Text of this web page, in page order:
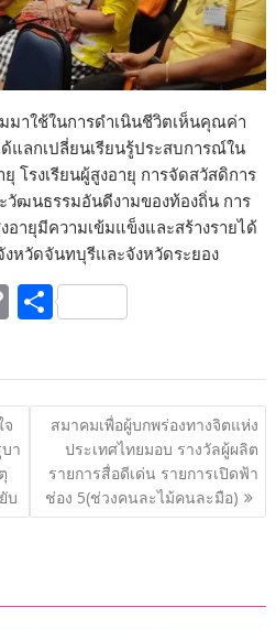
มาใช้ในการดำเนินชีวิตเห็นคุณค่า
แลกเปลี่ยนเรียนรู้ประสบการณ์ใน
โรงเรียนผู้สูงอายุ การจัดสวัสดิการ
วัฒนธรรมอันดีงามของท้องถิ่น การ
ายุมีความเข้มแข็งและสร้างรายได้
งหวัดจันทบุรีและจังหวัดระยอง
C
p
y
Li
k
S
ar
e
า
บ
สมาคมเพื่อผู้บกพร่องทางจิตแห่ง
ประเทศไทยมอบ รางวัลผู้ผลิต
รายการสื่อดีเด่น รายการเปิดฟ้า
ช่อง 5(ช่วงคนละไม้คนละมือ)